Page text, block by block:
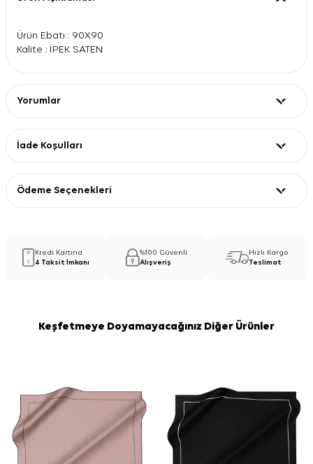
Ürün Ebatı : 90X90
Kalite : İPEK SATEN
Yorumlar
İade Koşulları
Ödeme Seçenekleri
Kredi Kartına
4 Taksit İmkanı
%100 Güvenli
Alışveriş
Hızlı Kargo
Teslimat
Keşfetmeye Doyamayacağınız Diğer Ürünler